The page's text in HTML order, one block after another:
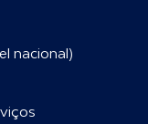
nacional)